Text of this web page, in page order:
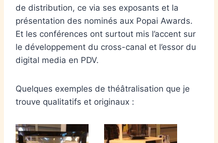
de distribution, ce via ses exposants et la
présentation des nominés aux Popai Awards.
Et les conférences ont surtout mis l’accent sur
le développement du cross-canal et l’essor du
digital media en PDV.
Quelques exemples de théâtralisation que je
trouve qualitatifs et originaux :